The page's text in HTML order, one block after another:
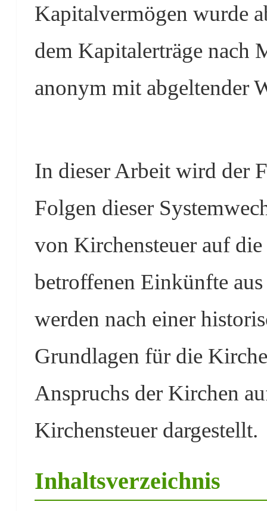
Kapitalvermögen wurde
dem Kapitalerträge nach
anonym mit abgeltender
In dieser Arbeit wird der
Folgen dieser
von Kirchensteuer auf
betroffenen Einkünfte
werden nach einer
Grundlagen für die
Anspruchs der Kirchen
Kirchensteuer dargestellt.
Inhaltsverzeichnis